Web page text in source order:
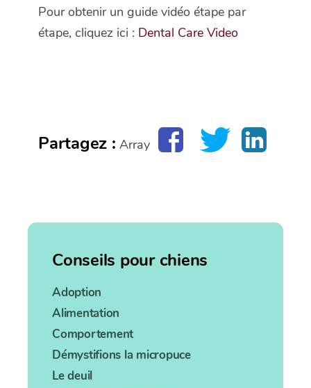
Pour obtenir un guide vidéo étape par
étape, cliquez ici : Dental Care Video
Partagez : Array
Conseils pour chiens
Adoption
Alimentation
Comportement
Démystifions la micropuce
Le deuil